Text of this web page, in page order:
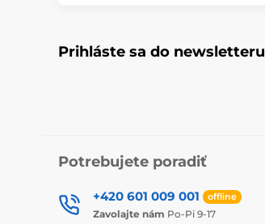
Prihláste sa do newsletteru
Potrebujete poradiť
+420 601 009 001 offline
Zavolajte nám Po-Pi 9-17